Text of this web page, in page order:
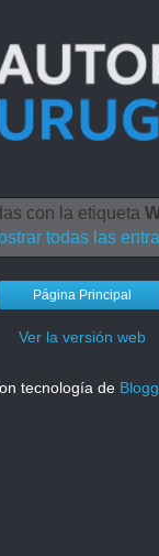
con la etiqueta
todas las
Página Principal
Ver la versión web
tecnología de